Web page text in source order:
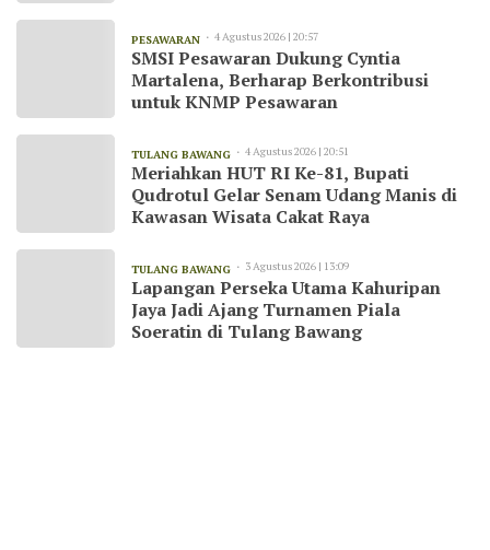
PESAWARAN 4 Agustus 2026 | 20:57
SMSI Pesawaran Dukung Cyntia
Martalena, Berharap Berkontribusi
untuk KNMP Pesawaran
TULANG BAWANG 4 Agustus 2026 | 20:51
Meriahkan HUT RI Ke-81, Bupati
Qudrotul Gelar Senam Udang Manis di
Kawasan Wisata Cakat Raya
TULANG BAWANG 3 Agustus 2026 | 13:09
Lapangan Perseka Utama Kahuripan
Jaya Jadi Ajang Turnamen Piala
Soeratin di Tulang Bawang